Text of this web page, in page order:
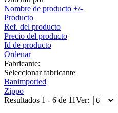
Nombre de producto +/-
Producto
Ref. del producto
Precio del producto
Id de producto
Ordenar
Fabricante:
Seleccionar fabricante
Banimported
Zippo
Resultados 1 - 6 de 11Ver: